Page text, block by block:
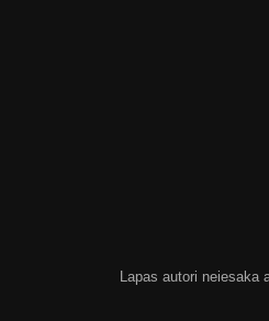
Lapas autori neiesaka